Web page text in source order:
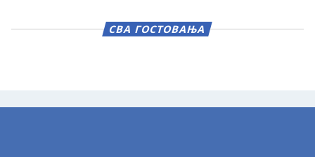
СВА ГОСТОВАЊА